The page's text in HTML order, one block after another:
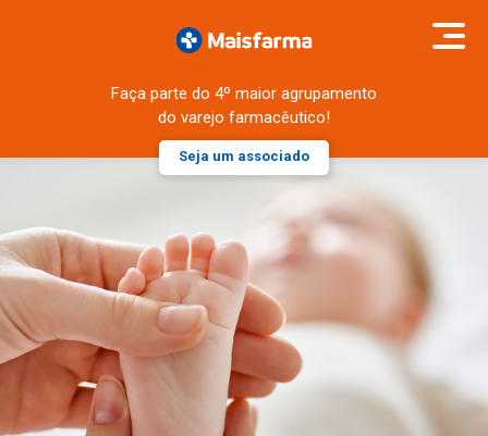
Faça parte do 4º maior agrupamento
do varejo farmacêutico!
Seja um associado